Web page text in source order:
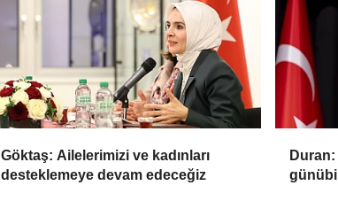
Göktaş: Ailelerimizi ve kadınları
desteklemeye devam edeceğiz